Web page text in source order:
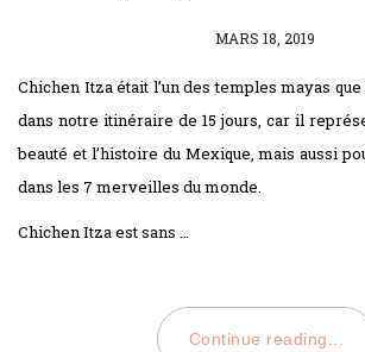
POSTED
MARS 18, 2019
Chichen Itza était l’un des temples mayas
dans notre itinéraire de 15 jours, car il
beauté et l’histoire du Mexique, mais aussi
dans les 7 merveilles du monde.
Chichen Itza est sans …
Continue reading...